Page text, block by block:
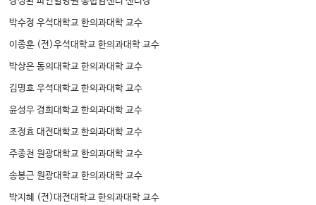
박수정 우석대학교 한의과대학 교수
이종훈 (전)우석대학교 한의과대학 교수
박상은 동의대학교 한의과대학 교수
김명호 우석대학교 한의과대학 교수
윤성우 경희대학교 한의과대학 교수
조정효 대전대학교 한의과대학 교수
주종천 원광대학교 한의과대학 교수
송봉근 원광대학교 한의과대학 교수
박지혜 (전)대전대학교 한의과대학 교수